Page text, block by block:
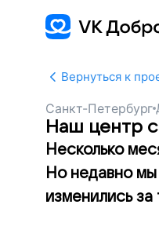
Вернуться к
Санкт-Петербург
Наш центр
Несколько
Но недавно
изменились за